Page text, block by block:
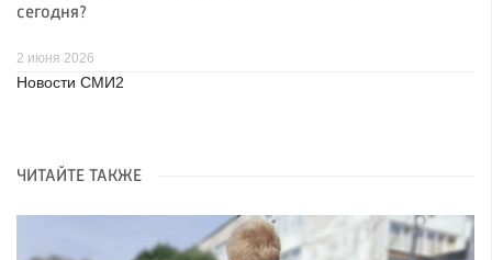
сегодня?
2 июня 2026
Новости СМИ2
ЧИТАЙТЕ ТАКЖЕ